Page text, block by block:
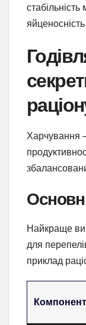
Харчування
Найкраще
для
приклад
Компонент